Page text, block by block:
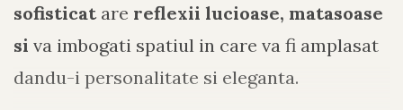
sofisticatare reflexii lucioase, matasoase
si va imbogati spatiul in care va fi amplasat
dandu-i personalitate si eleganta.